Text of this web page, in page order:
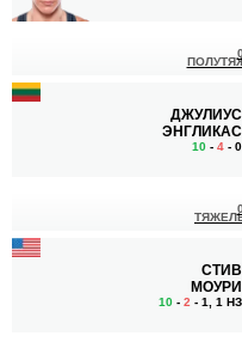
ДЖУЛИУС
ЭНГЛИКАС
10 - 4 - 0
СТИВ
МОУРИ
10 - 2 - 1, 1 НЗ